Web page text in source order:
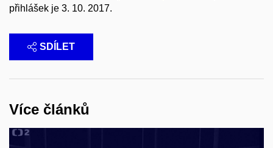
přihlášek je 3. 10. 2017.
SDÍLET
Více článků